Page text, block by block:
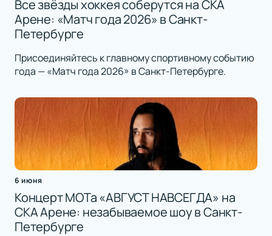
Все звёзды хоккея соберутся на СКА
Арене: «Матч года 2026» в Санкт-
Петербурге
Присоединяйтесь к главному спортивному событию
года — «Матч года 2026» в Санкт-Петербурге.
6 июня
Концерт МОТа «АВГУСТ НАВСЕГДА» на
СКА Арене: незабываемое шоу в Санкт-
Петербурге